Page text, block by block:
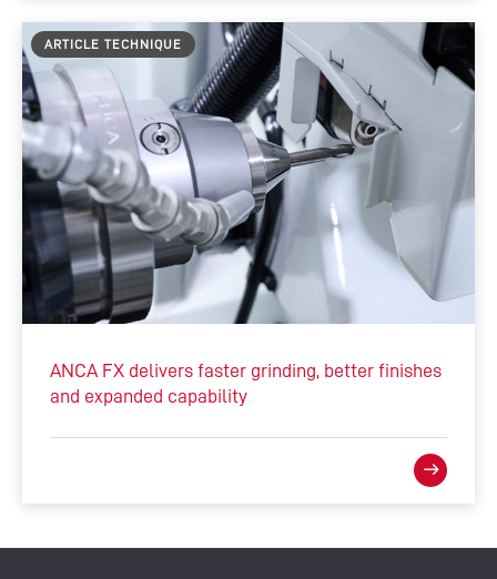
ARTICLE TECHNIQUE
ANCA FX delivers faster grinding, better finishes
and expanded capability